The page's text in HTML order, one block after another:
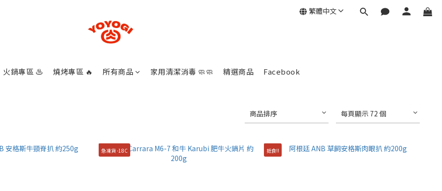
火鍋專區 ♨️ 燒烤專區 🔥 所有商品 家用清潔消毒 🧼🧼 精選商品 Facebook
繁體中文
商品排序 每頁顯示 72 個
急凍貨 -18C 抵食!!